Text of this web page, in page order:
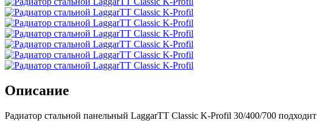
Описание
Радиатор стальной панельный LaggarTT Classic K-Profil 30/400/700